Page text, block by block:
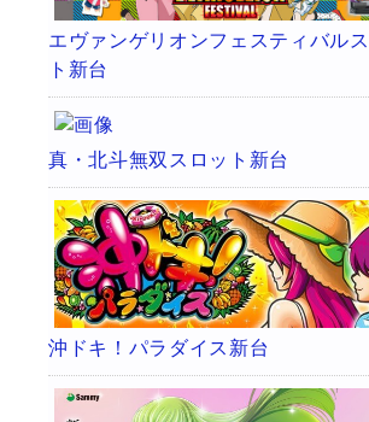
エヴァンゲリオンフェスティバル
ト新台
真・北斗無双スロット新台
沖ドキ！パラダイス新台